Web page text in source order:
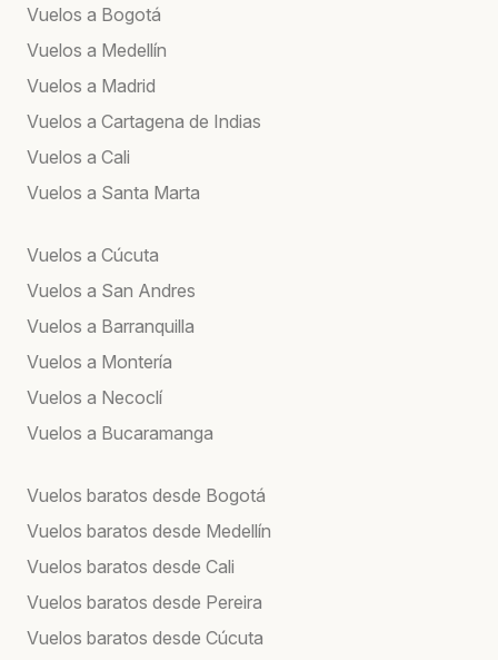
Vuelos a Bogotá
Vuelos a Medellín
Vuelos a Madrid
Vuelos a Cartagena de Indias
Vuelos a Cali
Vuelos a Santa Marta
Vuelos a Cúcuta
Vuelos a San Andres
Vuelos a Barranquilla
Vuelos a Montería
Vuelos a Necoclí
Vuelos a Bucaramanga
Vuelos baratos desde Bogotá
Vuelos baratos desde Medellín
Vuelos baratos desde Cali
Vuelos baratos desde Pereira
Vuelos baratos desde Cúcuta